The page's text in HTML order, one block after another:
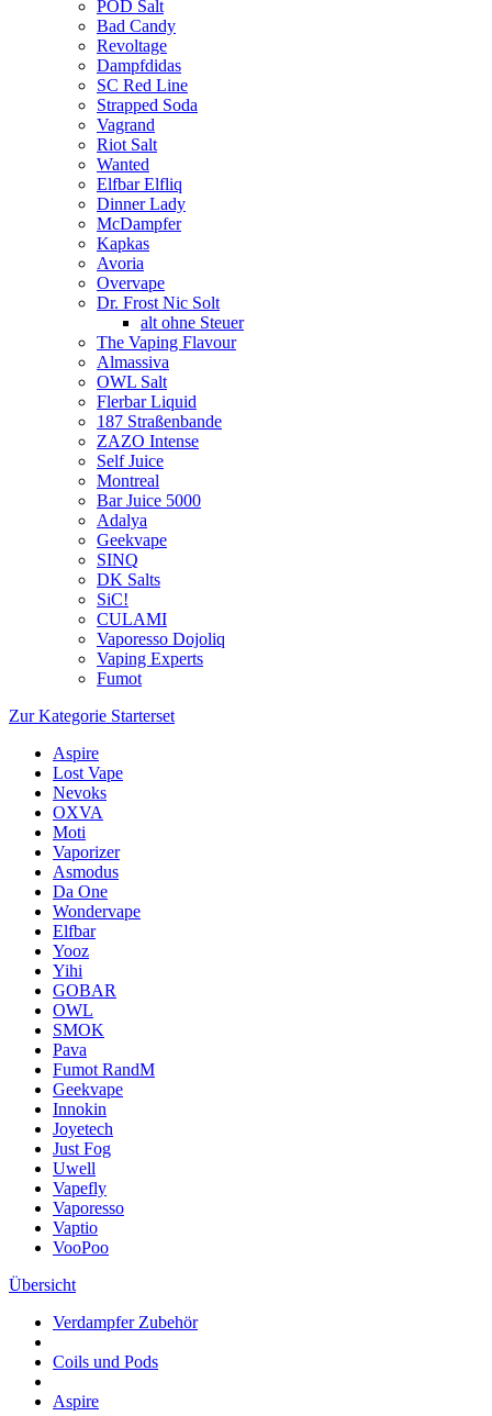
POD Salt
Bad Candy
Revoltage
Dampfdidas
SC Red Line
Strapped Soda
Vagrand
Riot Salt
Wanted
Elfbar Elfliq
Dinner Lady
McDampfer
Kapkas
Avoria
Overvape
Dr. Frost Nic Solt
alt ohne Steuer
The Vaping Flavour
Almassiva
OWL Salt
Flerbar Liquid
187 Straßenbande
ZAZO Intense
Self Juice
Montreal
Bar Juice 5000
Adalya
Geekvape
SINQ
DK Salts
SiC!
CULAMI
Vaporesso Dojoliq
Vaping Experts
Fumot
Zur Kategorie Starterset
Aspire
Lost Vape
Nevoks
OXVA
Moti
Vaporizer
Asmodus
Da One
Wondervape
Elfbar
Yooz
Yihi
GOBAR
OWL
SMOK
Pava
Fumot RandM
Geekvape
Innokin
Joyetech
Just Fog
Uwell
Vapefly
Vaporesso
Vaptio
VooPoo
Übersicht
Verdampfer Zubehör
Coils und Pods
Aspire